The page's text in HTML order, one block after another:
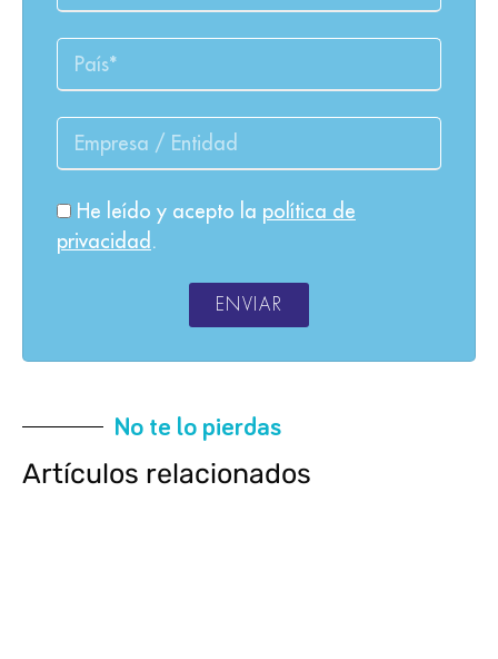
He leído y acepto la política de
privacidad .
ENVIAR
No te lo pierdas
Artículos relacionados